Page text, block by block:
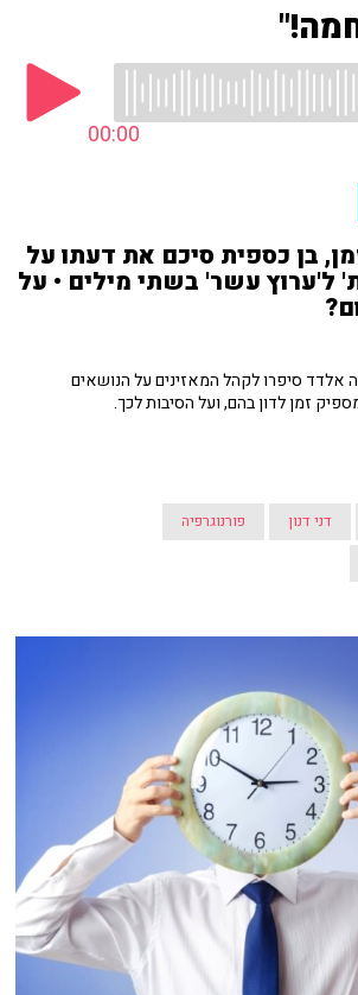
00:00
בן כספית סיכם את דעתו על
ל'ערוץ עשר' בשתי מילים • על
אלדד סיפרו לקהל המאזינים על הנושאים
זמן לדון בהם, ועל הסיבות לכך.
דני דנון
פורנוגרפיה